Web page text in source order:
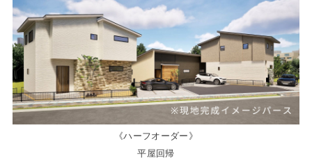
《ハーフオーダー》
平屋回帰